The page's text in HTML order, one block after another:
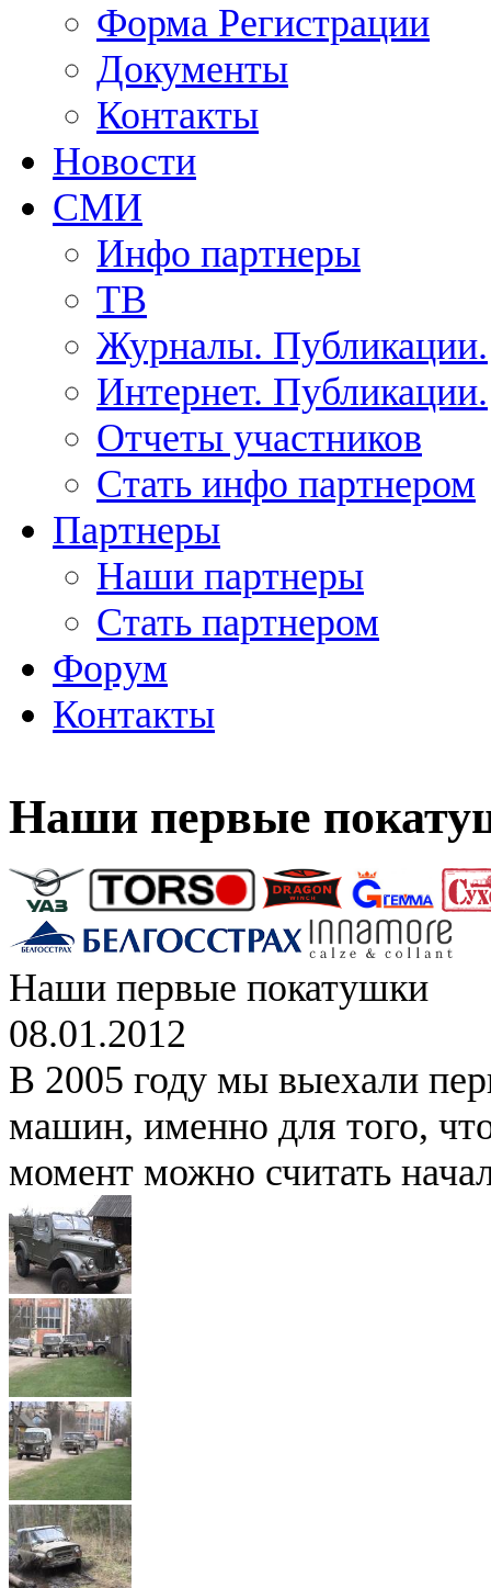
Форма Регистрации
Документы
Контакты
Новости
СМИ
Инфо партнеры
ТВ
Журналы. Публикации.
Интернет. Публикации.
Отчеты участников
Стать инфо партнером
Партнеры
Наши партнеры
Стать партнером
Форум
Контакты
Наши первые
Наши первые покатушки
08.01.2012
В 2005 году мы выехали
машин, именно для того,
момент можно считать